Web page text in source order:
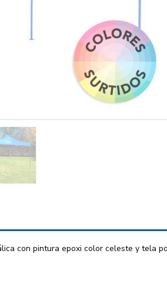
con pintura epoxi color celeste y tela